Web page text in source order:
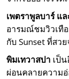
เพตราพูลบาร์ แ
อารมณ์ชมวิวเทือ
กับ Sunset ที่สว
พิมเทวาสปา เป็
ผ่อนคลายความ